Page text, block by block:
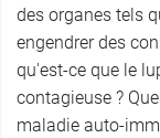
des organes tels
engendrer des
qu'est-ce que le
contagieuse ?
maladie auto-